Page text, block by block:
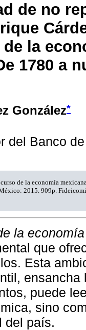
de no
de la
1780 a
González*
del Banco
de la economía
2015. 909p.
la
que
Esta
puede
sino
del país.